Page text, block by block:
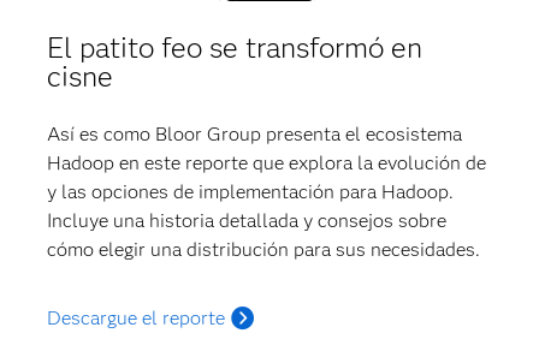
El patito feo se transformó en
cisne
Así es como Bloor Group presenta el ecosistema
Hadoop en este reporte que explora la evolución de
y las opciones de implementación para Hadoop.
Incluye una historia detallada y consejos sobre
cómo elegir una distribución para sus necesidades.
Descargue el reporte